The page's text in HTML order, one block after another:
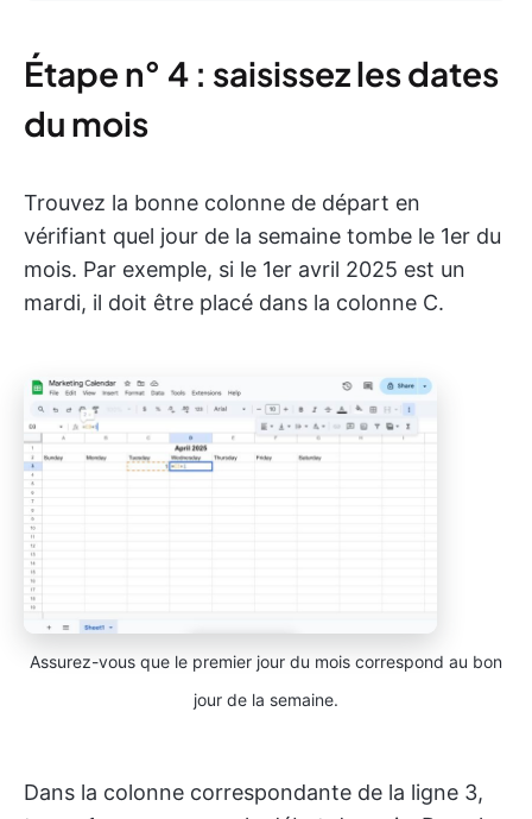
Étape n° 4 : saisissez les dates
du mois
Trouvez la bonne colonne de départ en
vérifiant quel jour de la semaine tombe le 1er du
mois. Par exemple, si le 1er avril 2025 est un
mardi, il doit être placé dans la colonne C.
Assurez-vous que le premier jour du mois correspond au bon
jour de la semaine.
Dans la colonne correspondante de la ligne 3,